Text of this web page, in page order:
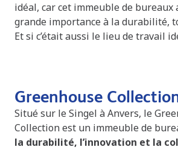
idéal, car cet immeuble de bureaux
grande importance à la durabilité,
Et si c’était aussi le lieu de travail
Greenhouse
Situé sur le Singel à Anvers, le
Collection est un immeuble de
la durabilité, l’innovation et la